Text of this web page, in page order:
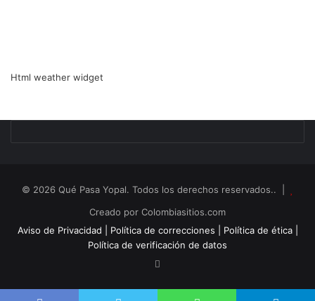
Html weather widget
© 2026 Qué Pasa Yopal. Todos los derechos reservados.. |
Creado por Colombiasitios.com
Aviso de Privacidad |
Política de correcciones | Política de ética |
Política de verificación de datos